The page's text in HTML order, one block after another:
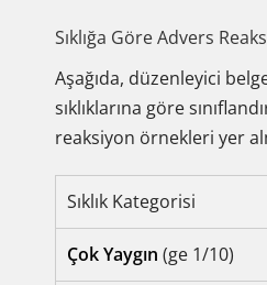
Sıklığa Göre Advers
Aşağıda, düzenleyici
sıklıklarına göre
reaksiyon örnekleri yer
Sıklık Kategorisi
Çok Yaygın (ge 1/10)